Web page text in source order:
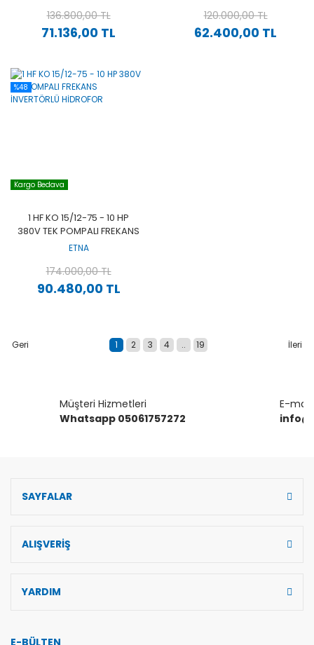
71.136,00 TL
136.800,00 TL
62.400,00 TL
120.000,00 TL
%48
Kargo Bedava
1 HF KO 15/12-75 - 10 HP
380V TEK POMPALI FREKANS
İNVERTÖRLÜ HİDROFOR
ETNA
90.480,00 TL
174.000,00 TL
1 2 3 4 .. 19
Müşteri Hizmetleri
Whatsapp 05061757272
E-mail
SAYFALAR
ALIŞVERİŞ
YARDIM
E-BÜLTEN